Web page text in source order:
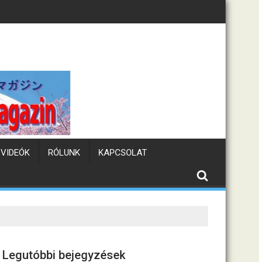
VIDEÓK RÓLUNK KAPCSOLAT
Legutóbbi bejegyzések